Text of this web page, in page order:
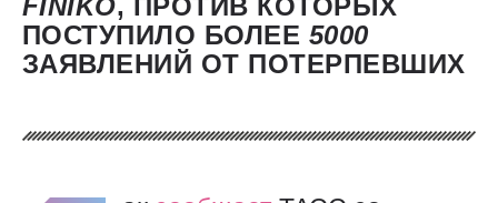
FINIKO, ПРОТИВ КОТОРЫХ
ПОСТУПИЛО БОЛЕЕ 5000
ЗАЯВЛЕНИЙ ОТ ПОТЕРПЕВШИХ